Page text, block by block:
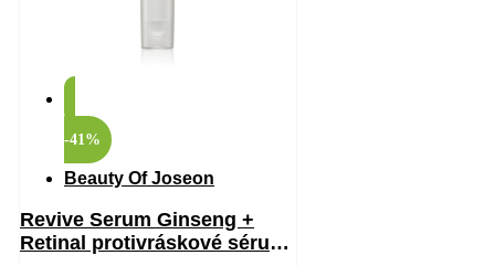
-41%
Beauty Of Joseon
Revive Serum Ginseng +
Retinal protivráskové sérum